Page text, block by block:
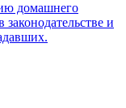
домашнего
и